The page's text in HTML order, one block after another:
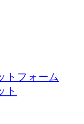
トフォーム
ト